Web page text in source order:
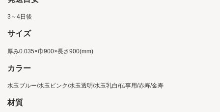
3～4日後
サイズ
厚み0.035×巾900×長さ900(mm)
カラー
水玉ブルー/水玉ピンク/水玉透明/水玉乳白/仏事用/赤寿/金寿
材質